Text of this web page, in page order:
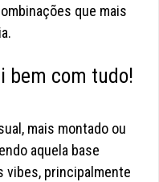
que mais
bem com tudo!
mais montado ou
aquela base
vibes, principalmente